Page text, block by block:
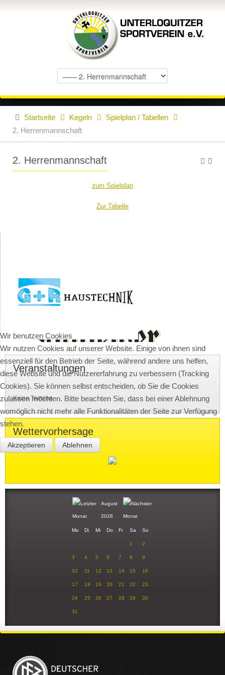
Startseite Kegeln
Spielplan / Tabellen
2. Herrenmannschaft
2. Herrenmannschaft
zum Spielplan
Zur Tabelle
Veranstaltungen
Keine Termine
Wettervorhersage
August
2026
Mo Di Mi Do Fr Sa So
1 2
3 4 5 6 7 8 9
10 11 12 13 14 15 16
17 18 19 20 21 22 23
24 25 26 27 28 29 30
31
Wir benutzen Cookies
Wir nutzen Cookies auf unserer Website. Einige von ihnen sind
essenziell für den Betrieb der Seite, während andere uns helfen,
diese Website und die Nutzererfahrung zu verbessern (Tracking
Cookies). Sie können selbst entscheiden, ob Sie die Cookies
zulassen möchten. Bitte beachten Sie, dass bei einer Ablehnung
womöglich nicht mehr alle Funktionalitäten der Seite zur Verfügung
stehen.
Akzeptieren Ablehnen